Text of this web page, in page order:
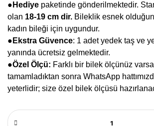
●Hediye paketinde gönderilmektedir.
olan 18-19 cm dir. Bileklik esnek
kadın bileği için uygundur.
● Ekstra Güvence: 1 adet yedek taş ve
yanında ücretsiz gelmektedir.
●Özel Ölçü: Farklı bir bilek ölçünüz
tamamladıktan sonra WhatsApp
yeterlidir; size özel bilek ölçüsü